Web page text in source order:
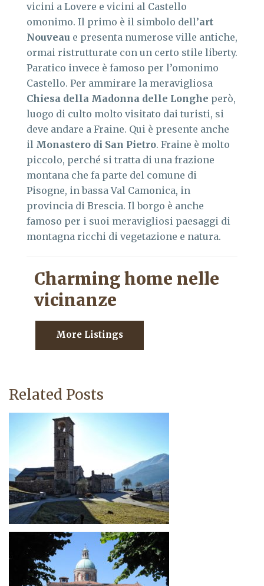
vicini a Lovere e vicini al Castello
omonimo. Il primo è il simbolo dell’art
Nouveau e presenta numerose ville antiche,
ormai ristrutturate con un certo stile liberty.
Paratico invece è famoso per l’omonimo
Castello. Per ammirare la meravigliosa
Chiesa della Madonna delle Longhe però,
luogo di culto molto visitato dai turisti, si
deve andare a Fraine. Qui è presente anche
il Monastero di San Pietro. Fraine è molto
piccolo, perché si tratta di una frazione
montana che fa parte del comune di
Pisogne, in bassa Val Camonica, in
provincia di Brescia. Il borgo è anche
famoso per i suoi meravigliosi paesaggi di
montagna ricchi di vegetazione e natura.
Charming home nelle
vicinanze
More Listings
Related Posts